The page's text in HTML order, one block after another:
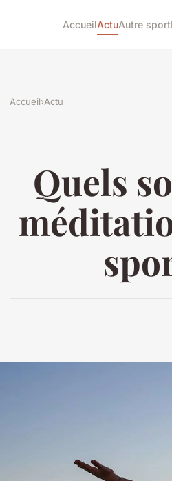
AccueilActuAutre sport
Accueil›Actu
Quels